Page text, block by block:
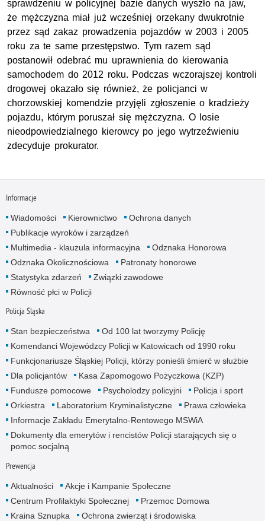
sprawdzeniu w policyjnej bazie danych wyszło na jaw,
że mężczyzna miał już wcześniej orzekany dwukrotnie
przez sąd zakaz prowadzenia pojazdów w 2003 i 2005
roku za te same przestępstwo. Tym razem sąd
postanowił odebrać mu uprawnienia do kierowania
samochodem do 2012 roku. Podczas wczorajszej kontroli
drogowej okazało się również, że policjanci w
chorzowskiej komendzie przyjęli zgłoszenie o kradzieży
pojazdu, którym poruszał się mężczyzna. O losie
nieodpowiedzialnego kierowcy po jego wytrzeźwieniu
zdecyduje prokurator.
Informacje
Wiadomości Kierownictwo
Ochrona danych
Publikacje wyroków i zarządzeń
Multimedia - klauzula informacyjna
Odznaka Honorowa
Odznaka Okolicznościowa
Patronaty honorowe
Statystyka zdarzeń
Związki zawodowe
Równość płci w Policji
Policja Śląska
Stan bezpieczeństwa
Od 100 lat tworzymy Policję
Komendanci Wojewódzcy Policji w Katowicach od 1990 roku
Funkcjonariusze Śląskiej Policji, którzy ponieśli śmierć w służbie
Dla policjantów
Kasa Zapomogowo Pożyczkowa (KZP)
Fundusze pomocowe
Psycholodzy policyjni
Policja i sport
Orkiestra
Laboratorium Kryminalistyczne
Prawa człowieka
Informacje Zakładu Emerytalno-Rentowego MSWiA
Dokumenty dla emerytów i rencistów Policji starających się o
pomoc socjalną
Prewencja
Aktualności
Akcje i Kampanie Społeczne
Centrum Profilaktyki Społecznej
Przemoc Domowa
Kraina Sznupka
Ochrona zwierząt i środowiska